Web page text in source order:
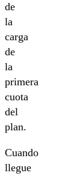
de
la
carga
de
la
primera
cuota
del
plan.
Cuando
llegue